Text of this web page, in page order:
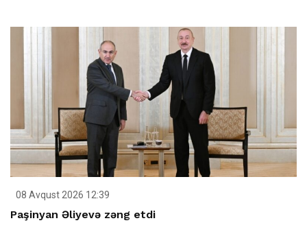
08 Avqust 2026 12:39
Paşinyan Əliyevə zəng etdi